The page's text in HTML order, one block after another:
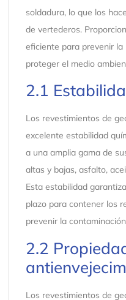
soldadura, lo que los
de vertederos.
eficiente para prevenir
proteger el medio
2.1
Los revestimientos de
excelente estabilidad
a una amplia gama de
altas y bajas, asfalto,
Esta estabilidad
plazo para contener los
prevenir la
2.2
Los revestimientos de